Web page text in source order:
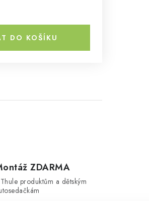
DO KOŠÍKU
ZDARMA
produktům a dětským